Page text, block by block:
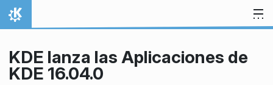
Ir al contenido
Inicio
KDE lanza las Aplicaciones de
KDE 16.04.0